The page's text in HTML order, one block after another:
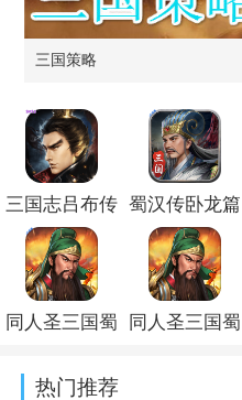
三国策略
三国志吕布传
安卓下载
v100.20.4
蜀汉传卧龙篇
官方版
v100.21.1
同人圣三国蜀
同人圣三国蜀
热门推荐